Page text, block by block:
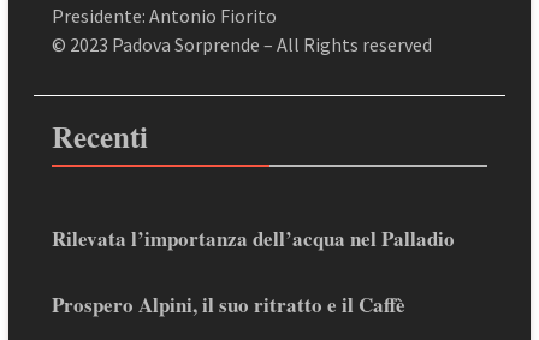
Presidente: Antonio Fiorito
© 2023 Padova Sorprende – All Rights reserved
Recenti
Rilevata l’importanza dell’acqua nel Palladio
Prospero Alpini, il suo ritratto e il Caffè